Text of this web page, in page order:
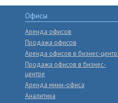
Офисы
Аренда офисов
Продажа офисов
Аренда офисов в бизнес-
Продажа офисов в бизнес-
центре
Аренда мини-офиса
Аналитика